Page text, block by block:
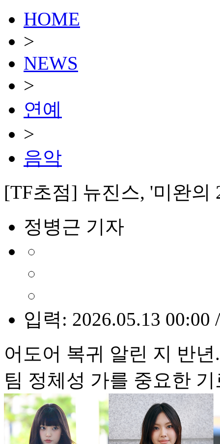
HOME
>
NEWS
>
연예
>
음악
[TF초점] 뉴진스, '미완의
정병근 기자
입력: 2026.05.13 00:00
어도어 복귀 알린 지 반
팀 정체성 가를 중요한